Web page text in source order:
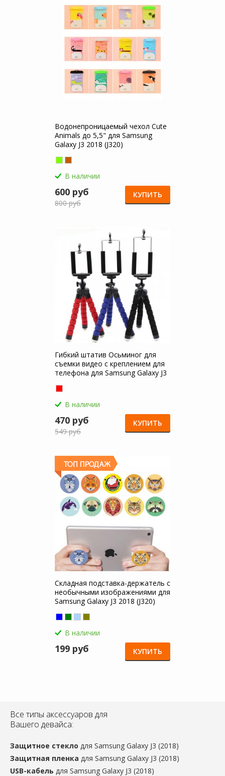
Водонепроницаемый чехол Cute
Animals до 5,5" для Samsung
Galaxy J3 2018 (J320)
В наличии
600 руб
800 руб
КУПИТЬ
Гибкий штатив Осьминог для
съемки видео с креплением для
телефона для Samsung Galaxy J3
В наличии
470 руб
549 руб
КУПИТЬ
Складная подставка-держатель с
необычными изображениями для
Samsung Galaxy J3 2018 (J320)
В наличии
199 руб КУПИТЬ
Все типы аксессуаров для
Вашего девайса:
Защитное стекло для Samsung Galaxy J3 (2018)
Защитная пленка для Samsung Galaxy J3 (2018)
USB-кабель для Samsung Galaxy J3 (2018)